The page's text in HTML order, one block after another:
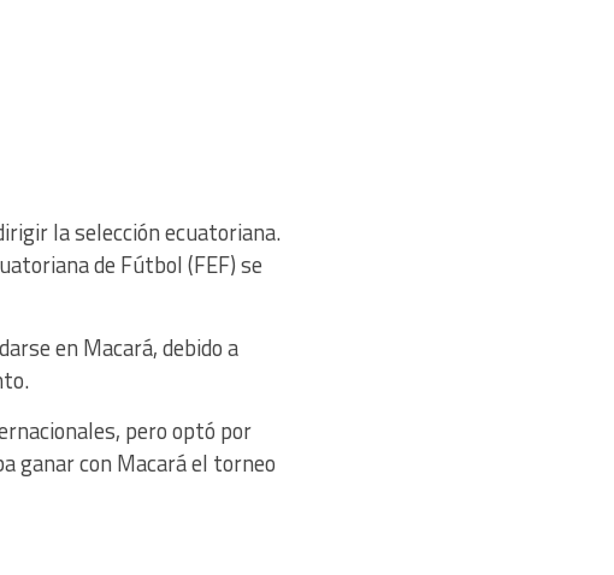
la selección ecuatoriana.
de Fútbol (FEF) se
en Macará, debido a
pero optó por
ganar con Macará el torneo